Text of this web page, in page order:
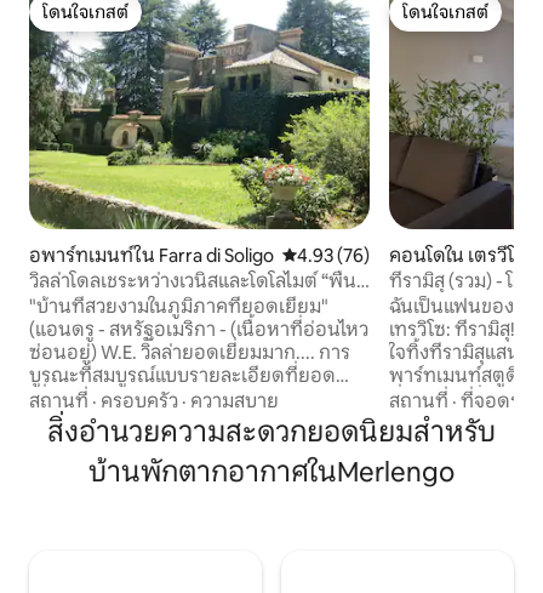
โดนใจเกสต์
โดนใจเกสต์
อพาร์ทเมนท์ใน Farra di Soligo คะแนนเฉลี่ย 4.93 จาก 5, 76 รีวิว
4.93 (76)
วิลล่าโดลเชระหว่างเวนิสและโดโลไมต์ “พื้นที่
โปรเซคโค”
"บ้านที่สวยงามในภูมิภาคที่ยอดเยี่ยม"
(แอนดรู - สหรัฐอเมริกา - (เนื้อหาที่อ่อนไหว
ซ่อนอยู่) W.E. วิลล่ายอดเยี่ยมมาก.... การ
บูรณะที่สมบูรณ์แบบรายละเอียดที่ยอด
เยี่ยมและเฟอร์นิเจอร์เก่า (Giulio - AUS -
(เนื้อหาที่ละเอียดอ่อนซ่อนอยู่) สวยงาม!!!
บ้านในฝัน (นิโคลา - ฉัน - (เนื้อหาที่อ่อนไหว
ซ่อนอยู่) "Villa Dolce" เป็นที่พักขนาดใหญ่
และสถาปัตยกรรมดื่มด่ำกับสวนสาธารณะ
สถานที่ · ครอบครัว · ความสบาย
โดนใจเกสต์
โดนใจเกสต์
คอนโดใน เตรวีโซ
ทีรามิสุ (รวม) - โด
ฉันเป็นแฟนของขอ
เทรวิโซ: ทีรามิสุ!
ใจทิ้งทีรามิสุแสนอ
พาร์ทเมนท์สตูดิโอ
ที่ยังคงมีกลิ่นใหม่!
จะอยู่ใกล้กับใจกล
ทางประวัติศาสตร์
พิซซ่าหน้าบ้าน อพ
สบายสำหรับทุกค
สถานที่ ·ที่จอดรถ
สิ่งอำนวยความสะดวกยอดนิยมสำหรับ
บ้านพักตากอากาศในMerlengo